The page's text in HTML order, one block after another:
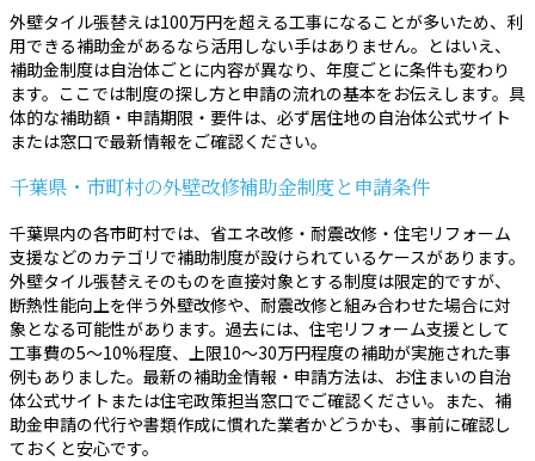
外壁タイル張替えは100万円を超える工事になることが多いため、利
用できる補助金があるなら活用しない手はありません。とはいえ、
補助金制度は自治体ごとに内容が異なり、年度ごとに条件も変わり
ます。ここでは制度の探し方と申請の流れの基本をお伝えします。具
体的な補助額・申請期限・要件は、必ず居住地の自治体公式サイト
または窓口で最新情報をご確認ください。
千葉県・市町村の外壁改修補助金制度と申請条件
千葉県内の各市町村では、省エネ改修・耐震改修・住宅リフォーム
支援などのカテゴリで補助制度が設けられているケースがあります。
外壁タイル張替えそのものを直接対象とする制度は限定的ですが、
断熱性能向上を伴う外壁改修や、耐震改修と組み合わせた場合に対
象となる可能性があります。過去には、住宅リフォーム支援として
工事費の5〜10%程度、上限10〜30万円程度の補助が実施された事
例もありました。最新の補助金情報・申請方法は、お住まいの自治
体公式サイトまたは住宅政策担当窓口でご確認ください。また、補
助金申請の代行や書類作成に慣れた業者かどうかも、事前に確認し
ておくと安心です。